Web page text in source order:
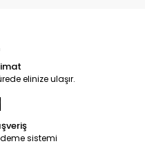
elinize ulaşır.
sistemi